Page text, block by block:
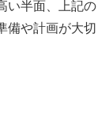
い半面、上記の
備や計画が大切